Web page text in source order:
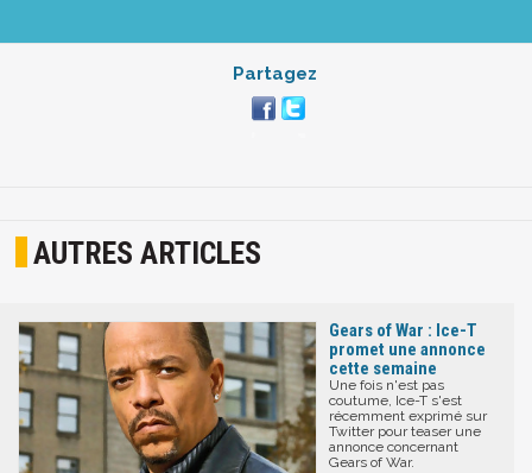
Partagez
AUTRES ARTICLES
Gears of War : Ice-T
promet une annonce
cette semaine
Une fois n'est pas
coutume, Ice-T s'est
récemment exprimé sur
Twitter pour teaser une
annonce concernant
Gears of War.